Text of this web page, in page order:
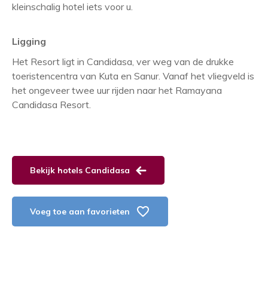
kleinschalig hotel iets voor u.
Ligging
Het Resort ligt in Candidasa, ver weg van de drukke
toeristencentra van Kuta en Sanur. Vanaf het vliegveld is
het ongeveer twee uur rijden naar het Ramayana
Candidasa Resort.
Bekijk hotels Candidasa
Voeg toe aan favorieten